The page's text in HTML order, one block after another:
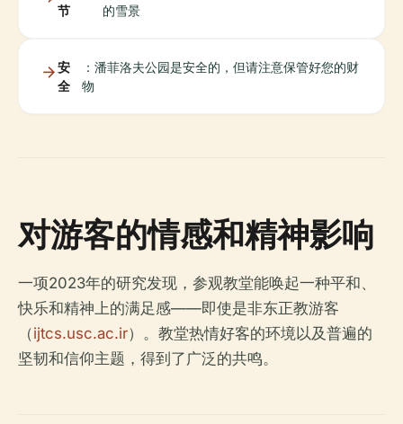
节
的雪景
安
全
：潘菲洛夫公园是安全的，但请注意保管好您的财
物
对游客的情感和精神影响
一项2023年的研究发现，参观教堂能唤起一种平和、
快乐和精神上的满足感——即使是非东正教游客
（ijtcs.usc.ac.ir）。教堂热情好客的环境以及普遍的
坚韧和信仰主题，得到了广泛的共鸣。